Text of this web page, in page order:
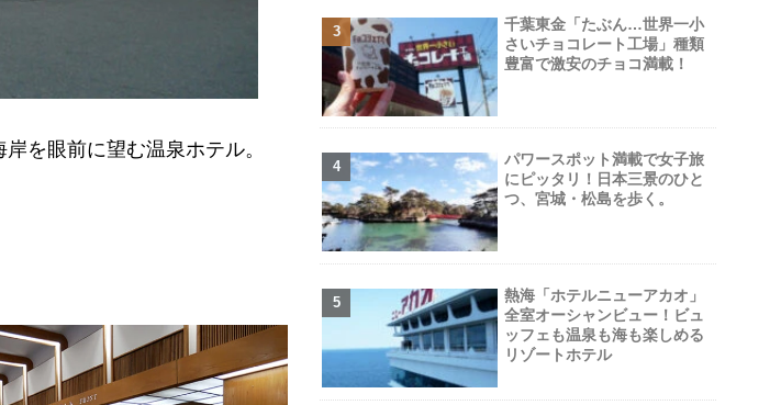
を眼前に望む温泉ホテル。
千葉東金「たぶん…世界一小
さいチョコレート工場」種類
豊富で激安のチョコ満載！
パワースポット満載で女子旅
にピッタリ！日本三景のひと
つ、宮城・松島を歩く。
熱海「ホテルニューアカオ」
全室オーシャンビュー！ビュ
ッフェも温泉も海も楽しめる
リゾートホテル